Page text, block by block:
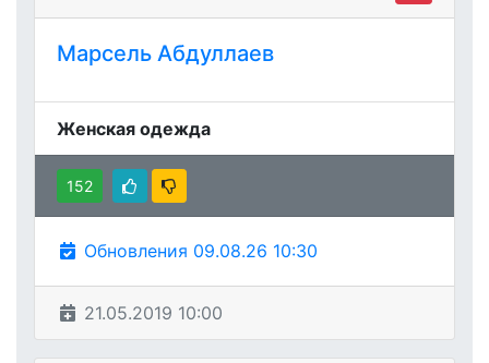
Марсель Абдуллаев
Женская одежда
152
Обновления 09.08.26 10:30
21.05.2019 10:00